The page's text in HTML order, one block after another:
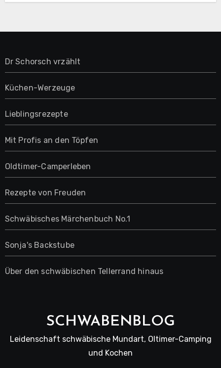
Dr Schorsch vrzählt
Küchen-Werzeuge
Lieblingsrezepte
Mit Profis an den Töpfen
Oldtimer-Camperleben
Rezepte von Freuden
Schwäbisches Märchenbuch No.1
Sonja's Backstube
Über den schwäbischen Tellerrand hinaus
SCHWABENBLOG
Leidenschaft schwäbische Mundart, Oltimer-Camping
und Kochen